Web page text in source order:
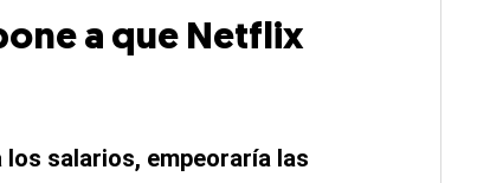
a que Netflix
salarios, empeoraría las